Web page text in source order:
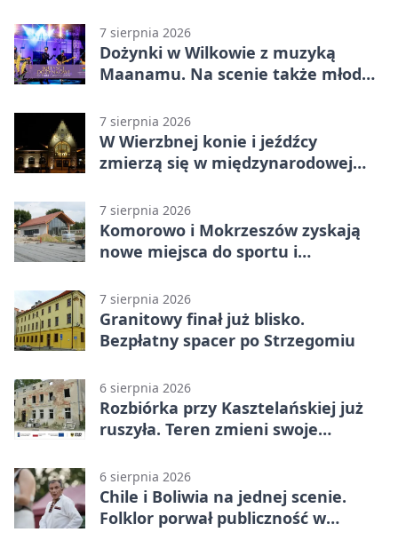
7 sierpnia 2026
Dożynki w Wilkowie z muzyką
Maanamu. Na scenie także młode
7 sierpnia 2026
W Wierzbnej konie i jeźdźcy
zmierzą się w międzynarodowej
7 sierpnia 2026
Komorowo i Mokrzeszów zyskają
nowe miejsca do sportu i
7 sierpnia 2026
Granitowy finał już blisko.
Bezpłatny spacer po Strzegomiu
6 sierpnia 2026
Rozbiórka przy Kasztelańskiej już
ruszyła. Teren zmieni swoje
6 sierpnia 2026
Chile i Boliwia na jednej scenie.
Folklor porwał publiczność w